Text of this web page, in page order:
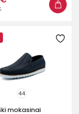
44
mokasinai